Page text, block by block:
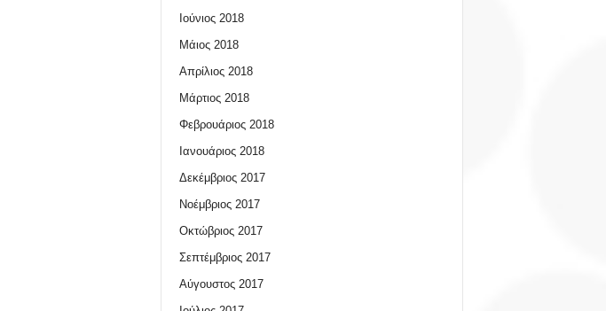
Ιούνιος 2018
Μάιος 2018
Απρίλιος 2018
Μάρτιος 2018
Φεβρουάριος 2018
Ιανουάριος 2018
Δεκέμβριος 2017
Νοέμβριος 2017
Οκτώβριος 2017
Σεπτέμβριος 2017
Αύγουστος 2017